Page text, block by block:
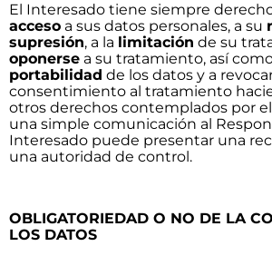
El Interesado tiene siempre
acceso a sus datos personales, a su
supresión, a la limitación de su
oponerse a su tratamiento, así
portabilidad de los datos y a
consentimiento al tratamiento
otros derechos contemplados por
una simple comunicación al
Interesado puede presentar una
una autoridad de control.
OBLIGATORIEDAD O NO DE LA
LOS DATOS